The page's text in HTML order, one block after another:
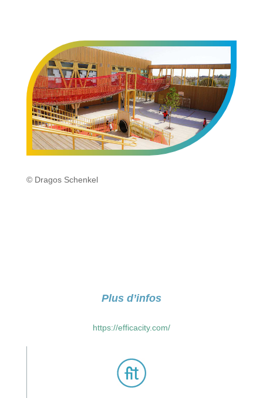
© Dragos Schenkel
Plus d’infos
https://efficacity.com/